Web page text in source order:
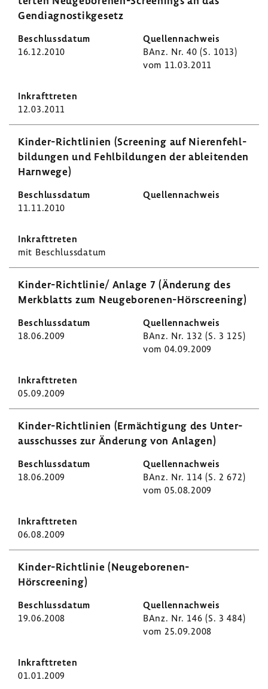
Gendia­gnos­tik­ge­setz
16.12.2010
BAnz. Nr. 40 (S. 1013)
vom 11.03.2011
12.03.2011
Kinder-​Richtlinien (Scree­ning auf Nieren­fehl­
bil­dungen und Fehl­bil­dungen der ablei­tenden
Harn­wege)
11.11.2010
mit Beschluss­datum
Kinder-​Richtlinie/ Anlage 7 (Ände­rung des
Merk­blatts zum Neugeborenen-​Hörscreening)
18.06.2009
BAnz. Nr. 132 (S. 3 125)
vom 04.09.2009
05.09.2009
Kinder-​Richtlinien (Ermäch­ti­gung des Unter­
aus­schusses zur Ände­rung von Anlagen)
18.06.2009
BAnz. Nr. 114 (S. 2 672)
vom 05.08.2009
06.08.2009
Kinder-​Richtlinie (Neugeborenen-​
Hörscreening)
19.06.2008
BAnz. Nr. 146 (S. 3 484)
vom 25.09.2008
01.01.2009